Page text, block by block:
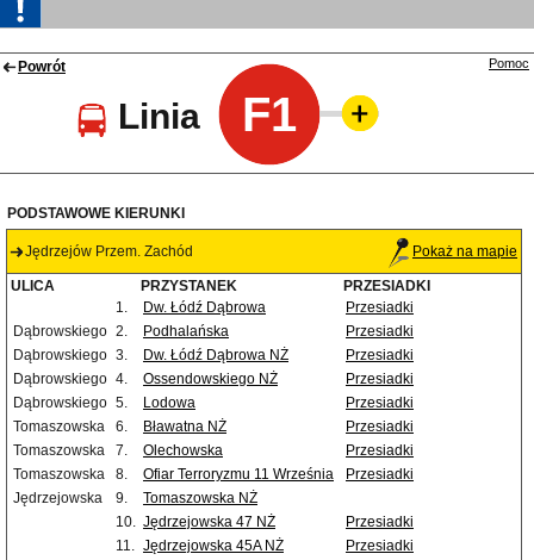
Powrót
Linia F1
Pomoc
PODSTAWOWE KIERUNKI
Jędrzejów Przem. Zachód Pokaż na mapie
ULICA PRZYSTANEK
PRZESIADKI
1.
Dw. Łódź Dąbrowa
Przesiadki
Dąbrowskiego 2. Podhalańska
Przesiadki
Dąbrowskiego 3. Dw. Łódź Dąbrowa NŻ
Przesiadki
Dąbrowskiego 4. Ossendowskiego NŻ
Przesiadki
Dąbrowskiego 5. Lodowa
Przesiadki
Tomaszowska
6. Bławatna NŻ
Przesiadki
Tomaszowska
7. Olechowska
Przesiadki
Tomaszowska
8. Ofiar Terroryzmu 11 Września
Przesiadki
Jędrzejowska
9.
Tomaszowska NŻ
10. Jędrzejowska 47 NŻ
Przesiadki
11. Jędrzejowska 45A NŻ
Przesiadki